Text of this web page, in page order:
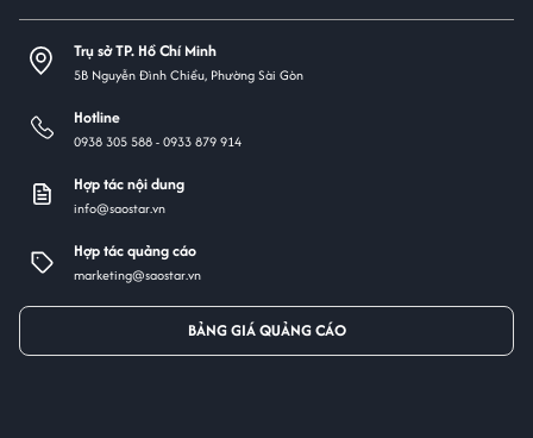
Trụ sở TP. Hồ Chí Minh
5B Nguyễn Đình Chiểu, Phường Sài Gòn
Hotline
0938 305 588 -0933 879 914
Hợp tác nội dung
info@saostar.vn
Hợp tác quảng cáo
marketing@saostar.vn
BẢNG GIÁ QUẢNG CÁO